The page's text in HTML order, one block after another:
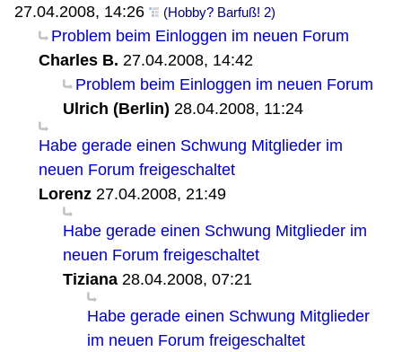
27.04.2008, 14:26
(Hobby? Barfuß! 2)
Problem beim Einloggen im neuen Forum
Charles B. 27.04.2008, 14:42
Problem beim Einloggen im neuen Forum
Ulrich (Berlin) 28.04.2008, 11:24
Habe gerade einen Schwung Mitglieder im
neuen Forum freigeschaltet
Lorenz 27.04.2008, 21:49
Habe gerade einen Schwung Mitglieder im
neuen Forum freigeschaltet
Tiziana 28.04.2008, 07:21
Habe gerade einen Schwung Mitglieder
im neuen Forum freigeschaltet